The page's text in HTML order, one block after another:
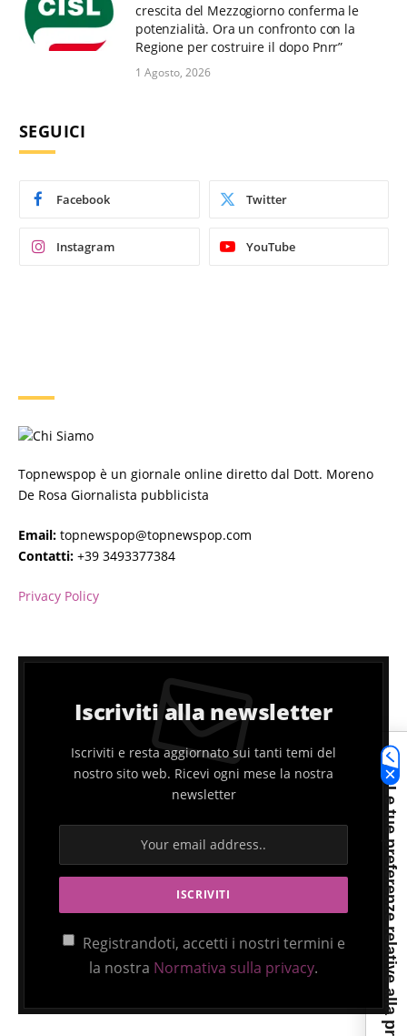
crescita del Mezzogiorno conferma le
potenzialità. Ora un confronto con la
Regione per costruire il dopo Pnrr”
1 Agosto, 2026
SEGUICI
Facebook Twitter
Instagram YouTube
Topnewspop è un giornale online diretto dal Dott. Moreno
De Rosa Giornalista pubblicista
Email: topnewspop@topnewspop.com
Contatti: +39 3493377384
Privacy Policy
Iscriviti alla newsletter
Iscriviti e resta aggiornato sui tanti temi del
nostro sito web. Ricevi ogni mese la nostra
newsletter
Registrandoti, accetti i nostri termini e
la nostra Normativa sulla privacy. Le tue preferenze relative alla privacy